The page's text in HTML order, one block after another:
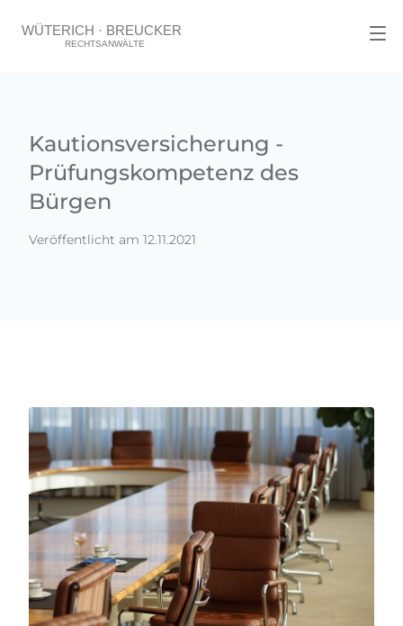
Kautionsversicherung -
Prüfungskompetenz des
Bürgen
Veröffentlicht am 12.11.2021